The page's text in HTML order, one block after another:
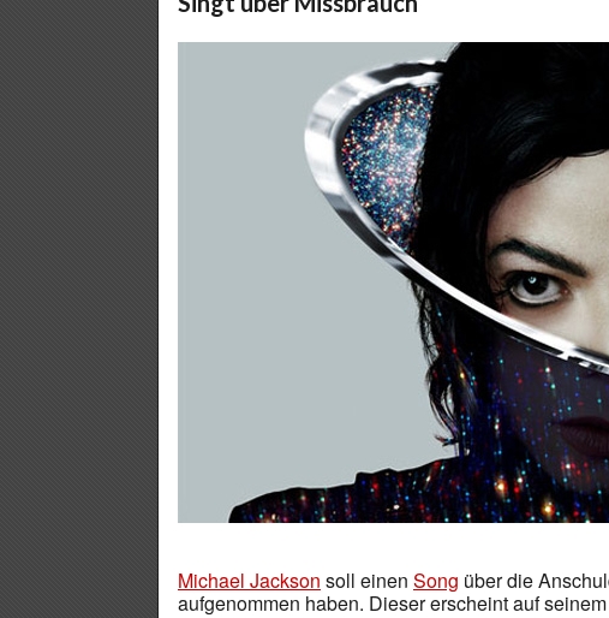
Michael Jackson soll einen Song über die
aufgenommen haben. Dieser erscheint auf